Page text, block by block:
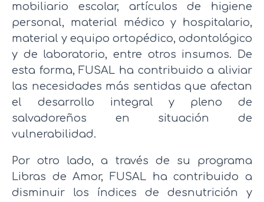
mobiliario escolar, artículos de higiene
personal, material médico y hospitalario,
material y equipo ortopédico, odontológico
y de laboratorio, entre otros insumos. De
esta forma, FUSAL ha contribuido a aliviar
las necesidades más sentidas que afectan
el desarrollo integral y pleno de
salvadoreños en situación de
vulnerabilidad.
Por otro lado, a través de su programa
Libras de Amor, FUSAL ha contribuido a
disminuir los índices de desnutrición y